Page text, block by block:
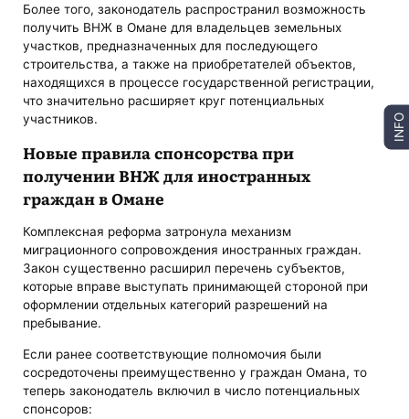
Более того, законодатель распространил возможность
получить ВНЖ в Омане для владельцев земельных
участков, предназначенных для последующего
строительства, а также на приобретателей объектов,
находящихся в процессе государственной регистрации,
что значительно расширяет круг потенциальных
участников.
Новые правила спонсорства при
получении ВНЖ для иностранных
граждан в Омане
Комплексная реформа затронула механизм
миграционного сопровождения иностранных граждан.
Закон существенно расширил перечень субъектов,
которые вправе выступать принимающей стороной при
оформлении отдельных категорий разрешений на
пребывание.
Если ранее соответствующие полномочия были
сосредоточены преимущественно у граждан Омана, то
теперь законодатель включил в число потенциальных
спонсоров:
INFO